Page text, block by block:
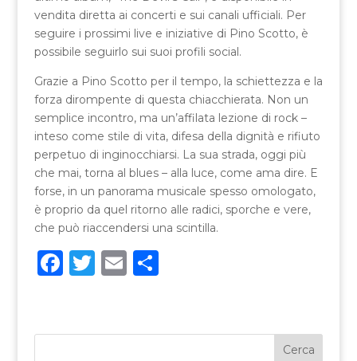
vendita diretta ai concerti e sui canali ufficiali. Per
seguire i prossimi live e iniziative di Pino Scotto, è
possibile seguirlo sui suoi profili social.
Grazie a Pino Scotto per il tempo, la schiettezza e la
forza dirompente di questa chiacchierata. Non un
semplice incontro, ma un’affilata lezione di rock –
inteso come stile di vita, difesa della dignità e rifiuto
perpetuo di inginocchiarsi. La sua strada, oggi più
che mai, torna al blues – alla luce, come ama dire. E
forse, in un panorama musicale spesso omologato,
è proprio da quel ritorno alle radici, sporche e vere,
che può riaccendersi una scintilla.
F
e
T
te
E
l
C
di